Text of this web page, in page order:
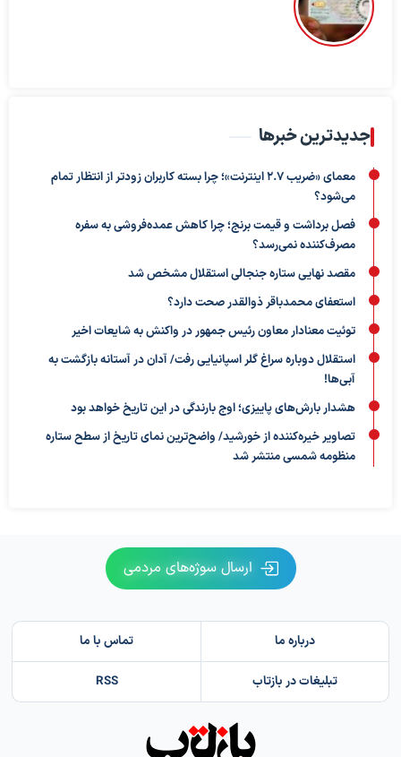
جدیدترین خبرها
معمای «ضریب ۲.۷ اینترنت»؛ چرا بسته کاربران زودتر از انتظار تمام
می‌شود؟
فصل برداشت و قیمت برنج؛ چرا کاهش عمده‌فروشی به سفره
مصرف‌کننده نمی‌رسد؟
مقصد نهایی ستاره جنجالی استقلال مشخص شد
استعفای محمدباقر ذوالقدر صحت دارد؟
توئیت معنادار معاون رئیس جمهور در واکنش به شایعات اخیر
استقلال دوباره سراغ گلر اسپانیایی رفت/ آدان در آستانه بازگشت به
آبی‌ها!
هشدار بارش‌های پاییزی؛ اوج بارندگی در این تاریخ خواهد بود
تصاویر خیره‌کننده از خورشید/ واضح‌ترین نمای تاریخ از سطح ستاره
منظومه شمسی منتشر شد
ارسال سوژه‌های مردمی
درباره ما تماس با ما
تبلیغات در بازتاب RSS